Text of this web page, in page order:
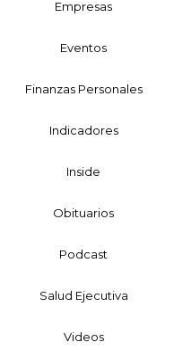
Empresas
Eventos
Finanzas Personales
Indicadores
Inside
Obituarios
Podcast
Salud Ejecutiva
Videos